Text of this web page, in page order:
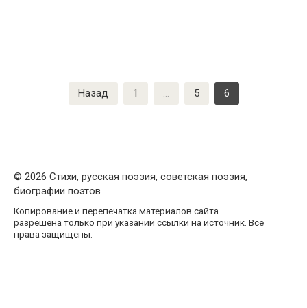
Назад 1 … 5 6
© 2026 Стихи, русская поэзия, советская поэзия,
биографии поэтов
Копирование и перепечатка материалов сайта
разрешена только при указании ссылки на источник. Все
права защищены.